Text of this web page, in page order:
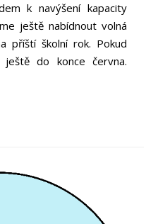
k navýšení kapacity
ještě nabídnout volná
příští školní rok. Pokud
do konce června.